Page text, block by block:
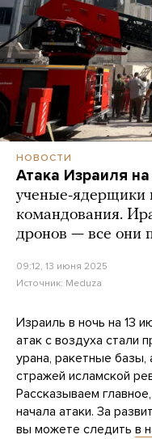
НОВОСТИ
Атака Израиля
ученые-ядерщики
командования.
дронов — все они
09:12, 13 июня 2025
Источник: Meduza
Израиль в ночь на 13
атак с воздуха стали
урана, ракетные базы,
стражей исламской
Рассказываем
начала атаки. За
вы можете следить в